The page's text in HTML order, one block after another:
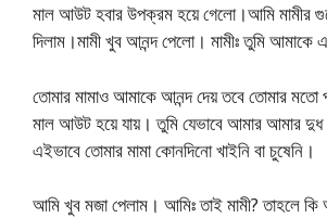
মাল আউট হবার উপক্রম হয়ে গেলো।আমি মামীর
দিলাম।মামী খুব আনন্দ পেলো। মামীঃ তুমি আমাকে
তোমার মামাও আমাকে আনন্দ দেয় তবে তোমার
মাল আউট হয়ে যায়। তুমি যেভাবে আমার আমার দুধ
এইভাবে তোমার মামা কোনদিনো খাইনি বা চুষেনি।
আমি খুব মজা পেলাম। আমিঃ তাই মামী? তাহলে